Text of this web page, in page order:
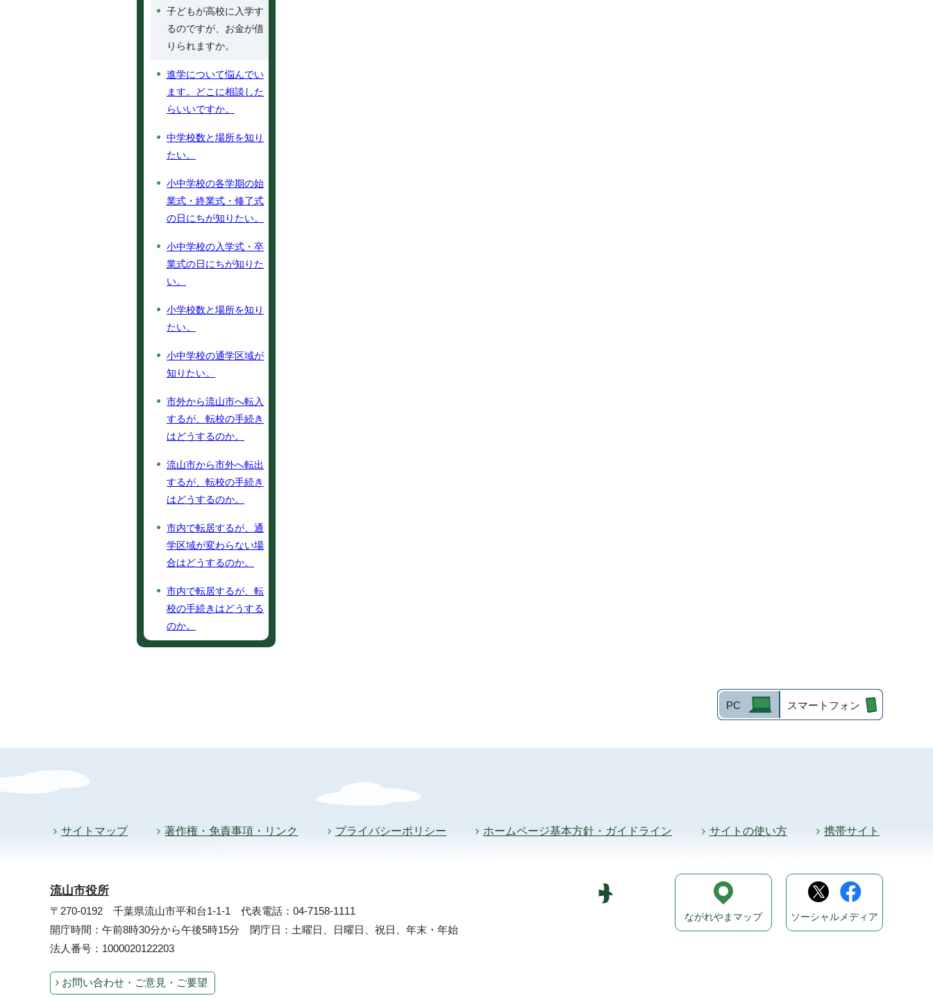
子どもが高校に入学す
るのですが、お金が借
りられますか。
進学について悩んでい
ます。どこに相談した
らいいですか。
中学校数と場所を知り
たい。
小中学校の各学期の始
業式・終業式・修了式
の日にちが知りたい。
小中学校の入学式・卒
業式の日にちが知りた
い。
小学校数と場所を知り
たい。
小中学校の通学区域が
知りたい。
市外から流山市へ転入
するが、転校の手続き
はどうするのか。
流山市から市外へ転出
するが、転校の手続き
はどうするのか。
市内で転居するが、通
学区域が変わらない場
合はどうするのか。
市内で転居するが、転
校の手続きはどうする
のか。
PC スマートフォン
サイトマップ 著作権・免責事項・リンク プライバシーポリシー ホームページ基本方針・ガイドライン サイトの使い方 携帯サイト
流山市役所
〒270-0192 千葉県流山市平和台1-1-1 代表電話：04-7158-1111
開庁時間：午前8時30分から午後5時15分 閉庁日：土曜日、日曜日、祝日、年末・年始
法人番号：1000020122203
お問い合わせ・ご意見・ご要望
ながれやまマップ ソーシャルメディア